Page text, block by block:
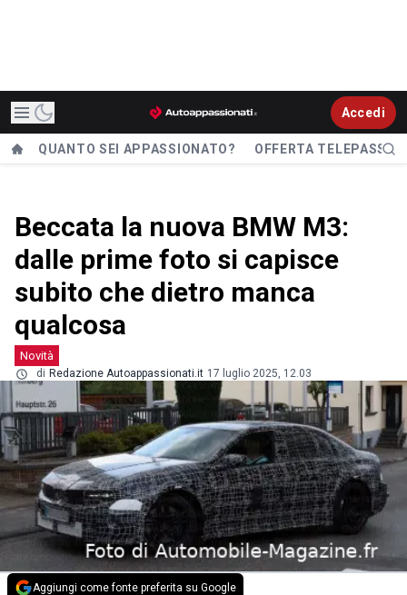
Accedi
QUANTO SEI APPASSIONATO? OFFERTA TELEPASS
Beccata la nuova BMW M3:
dalle prime foto si capisce
subito che dietro manca
qualcosa
Novità
di Redazione Autoappassionati.it 17 luglio 2025, 12.03
Aggiungi come fonte preferita su Google